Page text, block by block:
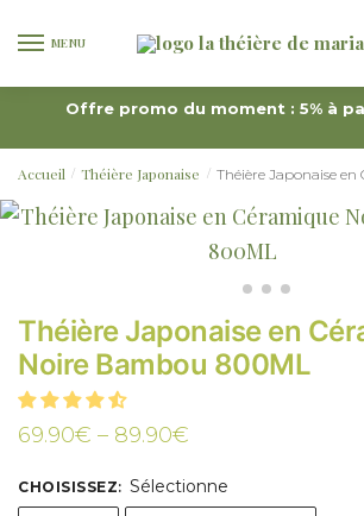
MENU
Offre promo du moment : 5% à
Accueil / Théière Japonaise / Théière Japonaise en
Théière Japonaise en
Noire Bambou 800ML
69.90€ – 89.90€
CHOISISSEZ: Sélectionne